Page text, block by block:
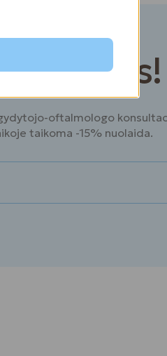
akimis!
oftalmologo
taikoma -15% nuolaida.